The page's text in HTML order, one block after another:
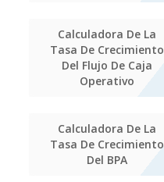
Calculadora De La
Tasa De Crecimiento
Del Flujo De Caja
Operativo
Calculadora De La
Tasa De Crecimiento
Del BPA